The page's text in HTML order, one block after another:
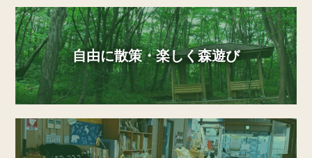
自由に散策・楽しく森遊び